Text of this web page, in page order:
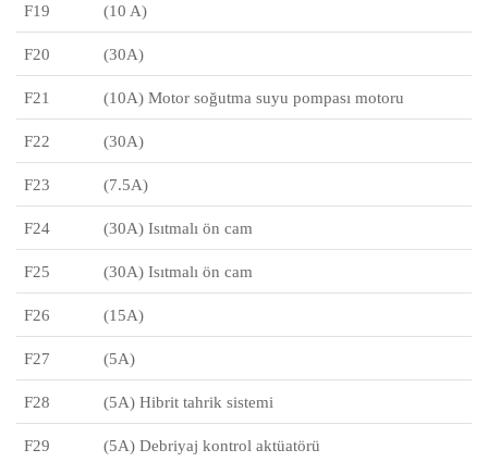
F19 (10 A)
F20 (30A)
F21 (10A) Motor soğutma suyu pompası motoru
F22 (30A)
F23 (7.5A)
F24 (30A) Isıtmalı ön cam
F25 (30A) Isıtmalı ön cam
F26 (15A)
F27 (5A)
F28 (5A) Hibrit tahrik sistemi
F29 (5A) Debriyaj kontrol aktüatörü